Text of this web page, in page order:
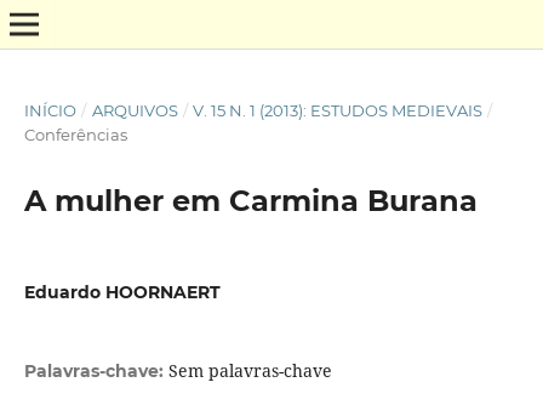
INÍCIO / ARQUIVOS / V. 15 N. 1 (2013): ESTUDOS MEDIEVAIS /
Conferências
A mulher em Carmina Burana
Eduardo HOORNAERT
Palavras-chave: Sem palavras-chave